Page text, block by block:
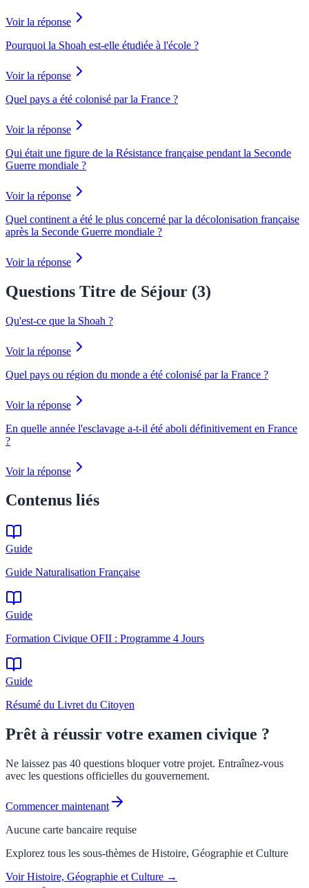
Voir la réponse
Pourquoi la Shoah est-elle étudiée à l'école ?
Voir la réponse
Quel pays a été colonisé par la France ?
Voir la réponse
Qui était une figure de la Résistance française pendant la Seconde
Guerre mondiale ?
Voir la réponse
Quel continent a été le plus concerné par la décolonisation française
après la Seconde Guerre mondiale ?
Voir la réponse
Questions Titre de Séjour (3)
Qu'est-ce que la Shoah ?
Voir la réponse
Quel pays ou région du monde a été colonisé par la France ?
Voir la réponse
En quelle année l'esclavage a-t-il été aboli définitivement en France
?
Voir la réponse
Contenus liés
Guide
Guide Naturalisation Française
Guide
Formation Civique OFII : Programme 4 Jours
Guide
Résumé du Livret du Citoyen
Prêt à réussir votre examen civique ?
Ne laissez pas 40 questions bloquer votre projet. Entraînez-vous
avec les questions officielles du gouvernement.
Commencer maintenant
Aucune carte bancaire requise
Explorez tous les sous-thèmes de Histoire, Géographie et Culture
VoirHistoire, Géographie et Culture →